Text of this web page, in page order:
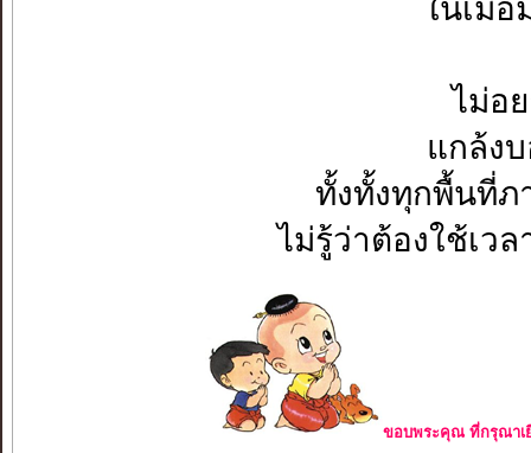
ในเมื่
ไม่อ
แกล้ง
ทั้งทั้งทุกพื้นที่ภ
ไม่รู้ว่าต้องใช้เว
ขอบพระคุณ ที่กรุณาเ